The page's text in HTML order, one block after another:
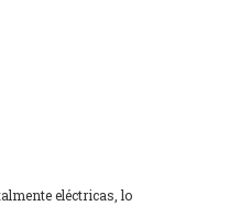
eléctricas, lo